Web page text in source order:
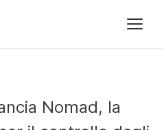
Nomad, la